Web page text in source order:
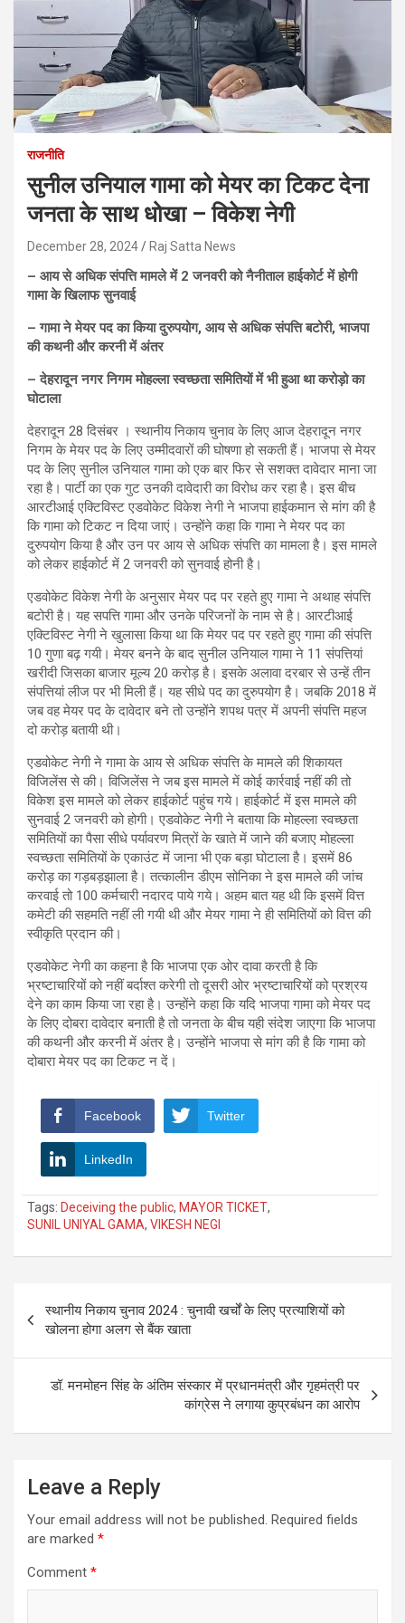
राजनीति
सुनील उनियाल गामा को मेयर का टिकट देना
जनता के साथ धोखा – विकेश नेगी
December 28, 2024 Raj Satta News
– आय से अधिक संपत्ति मामले में 2 जनवरी को नैनीताल हाईकोर्ट में होगी
गामा के खिलाफ सुनवाई
– गामा ने मेयर पद का किया दुरुपयोग, आय से अधिक संपत्ति बटोरी, भाजपा
की कथनी और करनी में अंतर
– देहरादून नगर निगम मोहल्ला स्वच्छता समितियों में भी हुआ था करोड़ो का
घोटाला
देहरादून 28 दिसंबर । स्थानीय निकाय चुनाव के लिए आज देहरादून नगर
निगम के मेयर पद के लिए उम्मीदवारों की घोषणा हो सकती हैं। भाजपा से मेयर
पद के लिए सुनील उनियाल गामा को एक बार फिर से सशक्त दावेदार माना जा
रहा है। पार्टी का एक गुट उनकी दावेदारी का विरोध कर रहा है। इस बीच
आरटीआई एक्टिविस्ट एडवोकेट विकेश नेगी ने भाजपा हाईकमान से मांग की है
कि गामा को टिकट न दिया जाएं। उन्होंने कहा कि गामा ने मेयर पद का
दुरुपयोग किया है और उन पर आय से अधिक संपत्ति का मामला है। इस मामले
को लेकर हाईकोर्ट में 2 जनवरी को सुनवाई होनी है।
एडवोकेट विकेश नेगी के अनुसार मेयर पद पर रहते हुए गामा ने अथाह संपत्ति
बटोरी है। यह सपत्ति गामा और उनके परिजनों के नाम से है। आरटीआई
एक्टिविस्ट नेगी ने खुलासा किया था कि मेयर पद पर रहते हुए गामा की संपत्ति
10 गुणा बढ़ गयी। मेयर बनने के बाद सुनील उनियाल गामा ने 11 संपत्तियां
खरीदी जिसका बाजार मूल्य 20 करोड़ है। इसके अलावा दरबार से उन्हें तीन
संपत्तियां लीज पर भी मिली हैं। यह सीधे पद का दुरुपयोग है। जबकि 2018 में
जब वह मेयर पद के दावेदार बने तो उन्होंने शपथ पत्र में अपनी संपत्ति महज
दो करोड़ बतायी थी।
एडवोकेट नेगी ने गामा के आय से अधिक संपत्ति के मामले की शिकायत
विजिलेंस से की। विजिलेंस ने जब इस मामले में कोई कार्रवाई नहीं की तो
विकेश इस मामले को लेकर हाईकोर्ट पहुंच गये। हाईकोर्ट में इस मामले की
सुनवाई 2 जनवरी को होगी। एडवोकेट नेगी ने बताया कि मोहल्ला स्वच्छता
समितियों का पैसा सीधे पर्यावरण मित्रों के खाते में जाने की बजाए मोहल्ला
स्वच्छता समितियों के एकाउंट में जाना भी एक बड़ा घोटाला है। इसमें 86
करोड़ का गड़बड़झाला है। तत्कालीन डीएम सोनिका ने इस मामले की जांच
करवाई तो 100 कर्मचारी नदारद पाये गये। अहम बात यह थी कि इसमें वित्त
कमेटी की सहमति नहीं ली गयी थी और मेयर गामा ने ही समितियों को वित्त की
स्वीकृति प्रदान की।
एडवोकेट नेगी का कहना है कि भाजपा एक ओर दावा करती है कि
भ्रष्टाचारियों को नहीं बर्दाश्त करेगी तो दूसरी ओर भ्रष्टाचारियों को प्रश्रय
देने का काम किया जा रहा है। उन्होंने कहा कि यदि भाजपा गामा को मेयर पद
के लिए दोबरा दावेदार बनाती है तो जनता के बीच यही संदेश जाएगा कि भाजपा
की कथनी और करनी में अंतर है। उन्होंने भाजपा से मांग की है कि गामा को
दोबारा मेयर पद का टिकट न दें।
Facebook Twitter
LinkedIn
Tags: Deceiving the public, MAYOR TICKET,
SUNIL UNIYAL GAMA, VIKESH NEGI
navigation
स्थानीय निकाय चुनाव 2024 : चुनावी खर्चों के लिए प्रत्याशियों को
खोलना होगा अलग से बैंक खाता
डॉ. मनमोहन सिंह के अंतिम संस्कार में प्रधानमंत्री और गृहमंत्री पर
कांग्रेस ने लगाया कुप्रबंधन का आरोप
Leave a Reply
Your email address will not be published. Required fields
are marked *
Comment *